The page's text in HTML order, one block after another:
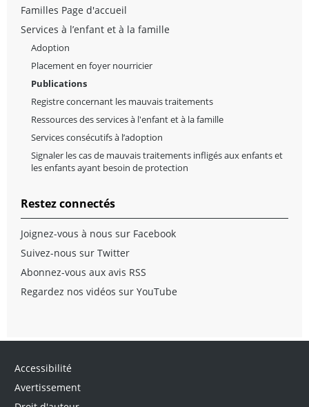
Familles Page d'accueil
Services à l’enfant et à la famille
Adoption
Placement en foyer nourricier
Publications
Registre concernant les mauvais traitements
Ressources des services à l'enfant et à la famille
Services consécutifs à l’adoption
Signaler les cas de mauvais traitements infligés aux enfants et
les enfants ayant besoin de protection
Restez connectés
Joignez-vous à nous sur Facebook
Suivez-nous sur Twitter
Abonnez-vous aux avis RSS
Regardez nos vidéos sur YouTube
Accessibilité
Avertissement